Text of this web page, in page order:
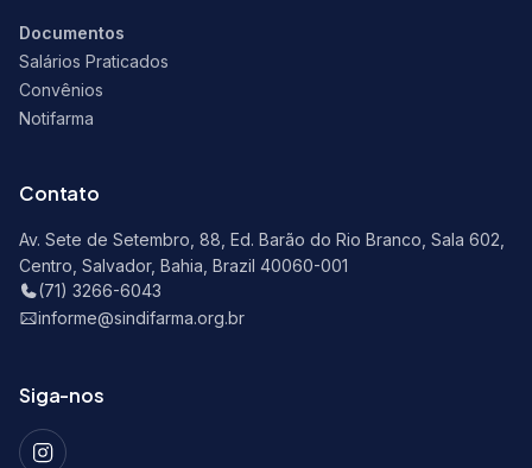
Documentos
Salários Praticados
Convênios
Notifarma
Contato
Av. Sete de Setembro, 88, Ed. Barão do Rio Branco, Sala 602,
Centro, Salvador, Bahia, Brazil 40060-001
(71) 3266-6043
informe@sindifarma.org.br
Siga-nos